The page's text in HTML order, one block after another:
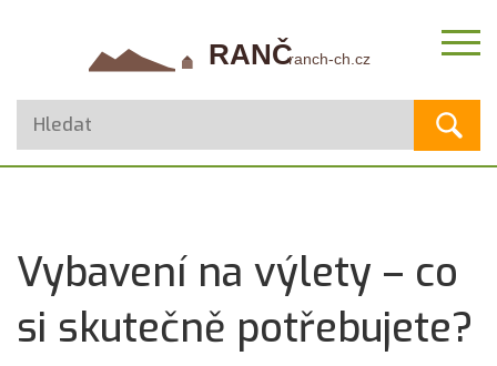
Vybavení na výlety – co
si skutečně potřebujete?